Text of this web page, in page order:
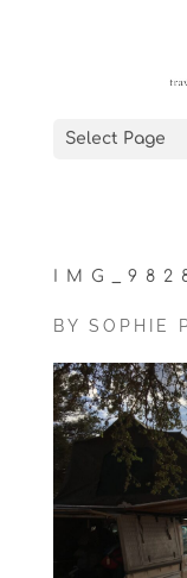
Select Page
BY SOPHIE